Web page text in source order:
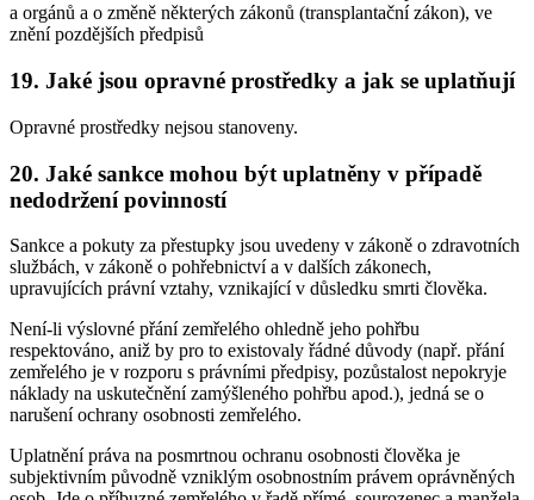
a orgánů a o změně některých zákonů (transplantační zákon), ve
znění pozdějších předpisů
19. Jaké jsou opravné prostředky a jak se uplatňují
Opravné prostředky nejsou stanoveny.
20. Jaké sankce mohou být uplatněny v případě
nedodržení povinností
Sankce a pokuty za přestupky jsou uvedeny v zákoně o zdravotních
službách, v zákoně o pohřebnictví a v dalších zákonech,
upravujících právní vztahy, vznikající v důsledku smrti člověka.
Není-li výslovné přání zemřelého ohledně jeho pohřbu
respektováno, aniž by pro to existovaly řádné důvody (např. přání
zemřelého je v rozporu s právními předpisy, pozůstalost nepokryje
náklady na uskutečnění zamýšleného pohřbu apod.), jedná se o
narušení ochrany osobnosti zemřelého.
Uplatnění práva na posmrtnou ochranu osobnosti člověka je
subjektivním původně vzniklým osobnostním právem oprávněných